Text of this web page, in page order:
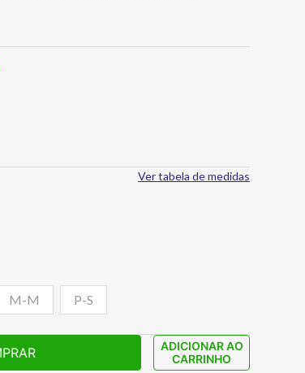
M-M P-S
Ver tabela de medidas
ADICIONAR AO
CARRINHO